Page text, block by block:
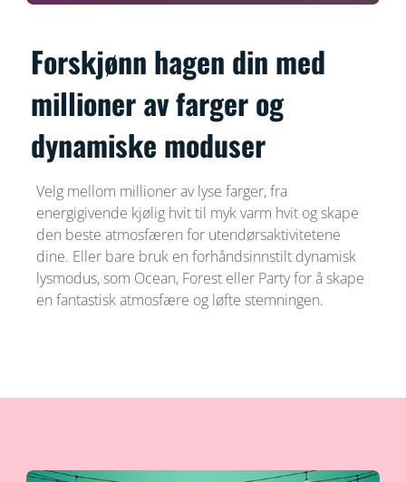
Forskjønn hagen din med
millioner av farger og
dynamiske moduser
Velg mellom millioner av lyse farger, fra
energigivende kjølig hvit til myk varm hvit og skape
den beste atmosfæren for utendørsaktivitetene
dine. Eller bare bruk en forhåndsinnstilt dynamisk
lysmodus, som Ocean, Forest eller Party for å skape
en fantastisk atmosfære og løfte stemningen.